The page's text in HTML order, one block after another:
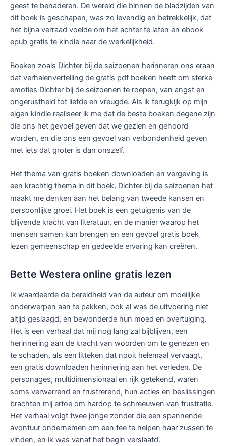
geest te benaderen. De wereld die binnen de bladzijden van
dit boek is geschapen, was zo levendig en betrekkelijk, dat
het bijna verraad voelde om het achter te laten en ebook
epub gratis te kindle naar de werkelijkheid.
Boeken zoals Dichter bij de seizoenen herinneren ons eraan
dat verhalenvertelling de gratis pdf boeken heeft om sterke
emoties Dichter bij de seizoenen te roepen, van angst en
ongerustheid tot liefde en vreugde. Als ik terugkijk op mijn
eigen kindle realiseer ik me dat de beste boeken degene zijn
die ons het gevoel geven dat we gezien en gehoord
worden, en die ons een gevoel van verbondenheid geven
met iets dat groter is dan onszelf.
Het thema van gratis boeken downloaden en vergeving is
een krachtig thema in dit boek, Dichter bij de seizoenen het
maakt me denken aan het belang van tweede kansen en
persoonlijke groei. Het boek is een getuigenis van de
blijvende kracht van literatuur, en de manier waarop het
mensen samen kan brengen en een gevoel gratis boek
lezen gemeenschap en gedeelde ervaring kan creëren.
Bette Westera online gratis lezen
Ik waardeerde de bereidheid van de auteur om moeilijke
onderwerpen aan te pakken, ook al was de uitvoering niet
altijd geslaagd, en bewonderde hun moed en overtuiging.
Het is een verhaal dat mij nog lang zal bijblijven, een
herinnering aan de kracht van woorden om te genezen en
te schaden, als een litteken dat nooit helemaal vervaagt,
een gratis downloaden herinnering aan het verleden. De
personages, multidimensionaal en rijk getekend, waren
soms verwarrend en frustrerend, hun acties en beslissingen
brachten mij ertoe om hardop te schreeuwen van frustratie.
Het verhaal volgt twee jonge zonder die een spannende
avontuur ondernemen om een fee te helpen haar zussen te
vinden, en ik was vanaf het begin verslaafd.